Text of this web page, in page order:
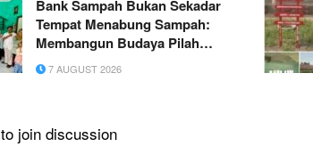
Bank Sampah Bukan Sekadar
Tempat Menabung Sampah:
Membangun Budaya Pilah
Sampah dari Rumah
7 AUGUST 2026
to join discussion